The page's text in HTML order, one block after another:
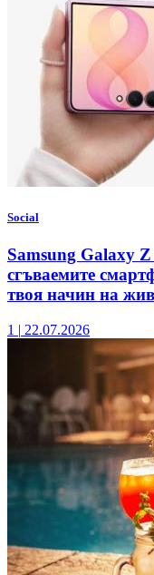
Social
Samsung Galaxy
сгъваемите
твоя начин на
1 | 22.07.2026